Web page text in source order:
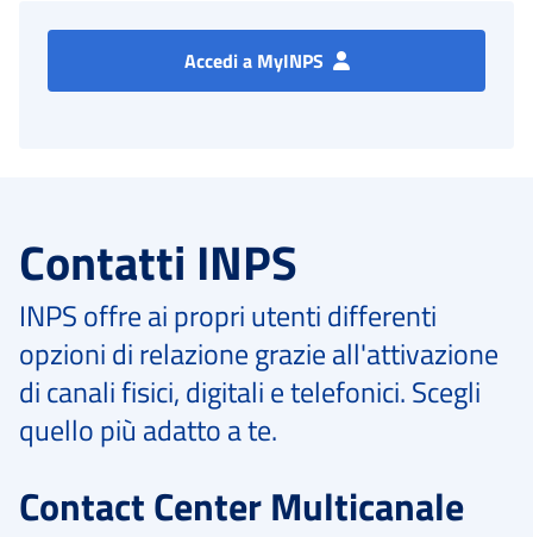
Accedi a MyINPS
Contatti INPS
INPS offre ai propri utenti differenti
opzioni di relazione grazie all'attivazione
di canali fisici, digitali e telefonici. Scegli
quello più adatto a te.
Contact Center Multicanale